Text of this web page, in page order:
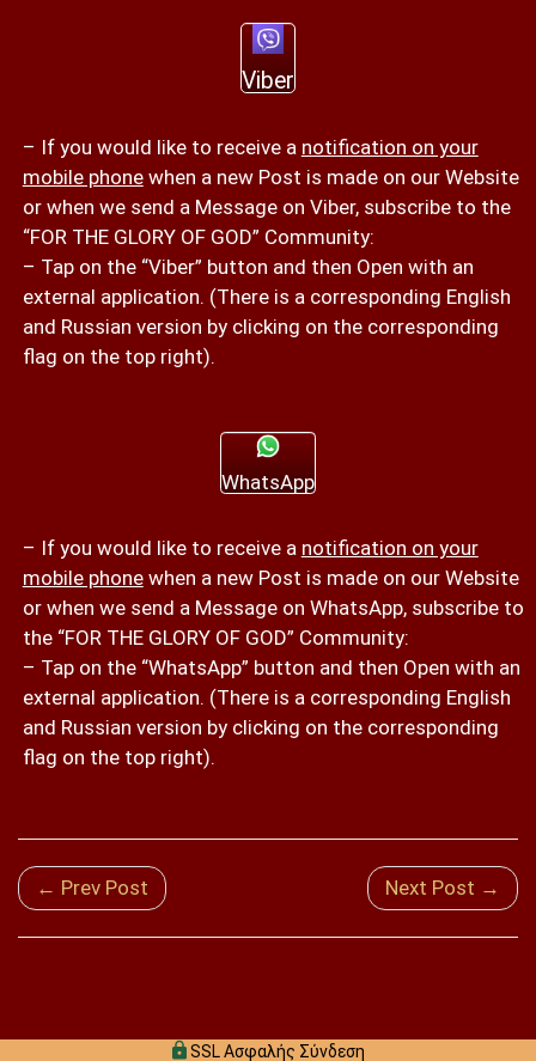
Viber
– If you would like to receive a notification on your
mobile phonewhen a new Post is made on our Website
or when we send a Message on Viber, subscribe to the
“FOR THE GLORY OF GOD” Community:
– Tap on the “Viber” button and then Open with an
external application. (There is a corresponding English
and Russian version by clicking on the corresponding
flag on the top right).
WhatsApp
– If you would like to receive a notification on your
mobile phonewhen a new Post is made on our Website
or when we send a Message on WhatsApp, subscribe to
the “FOR THE GLORY OF GOD” Community:
– Tap on the “WhatsApp” button and then Open with an
external application. (There is a corresponding English
and Russian version by clicking on the corresponding
flag on the top right).
← Prev Post Next Post →
SSL Ασφαλής Σύνδεση